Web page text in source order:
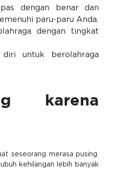
dengan benar dan
paru-paru Anda.
dengan tingkat
diri untuk berolahraga
karena
seseorang merasa pusing.
kehilangan lebih banyak